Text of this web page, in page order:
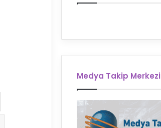
Medya Takip Merkezi